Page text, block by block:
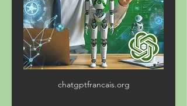
chatgptfrancais.org